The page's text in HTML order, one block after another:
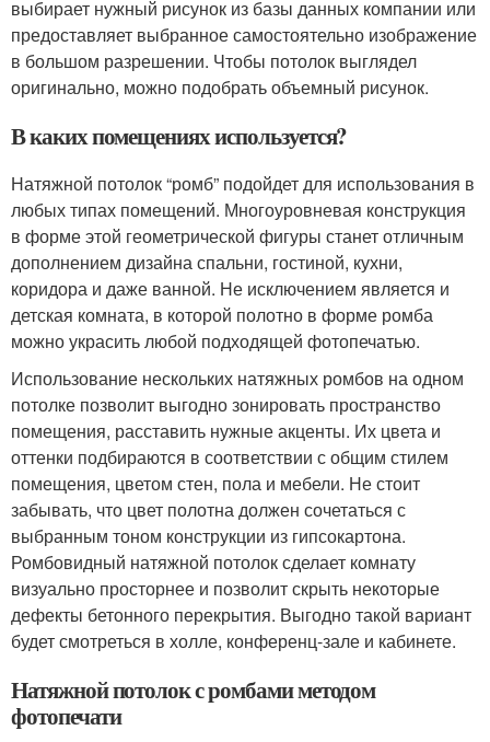
выбирает нужный рисунок из базы данных компании или
предоставляет выбранное самостоятельно изображение
в большом разрешении. Чтобы потолок выглядел
оригинально, можно подобрать объемный рисунок.
В каких помещениях используется?
Натяжной потолок “ромб” подойдет для использования в
любых типах помещений. Многоуровневая конструкция
в форме этой геометрической фигуры станет отличным
дополнением дизайна спальни, гостиной, кухни,
коридора и даже ванной. Не исключением является и
детская комната, в которой полотно в форме ромба
можно украсить любой подходящей фотопечатью.
Использование нескольких натяжных ромбов на одном
потолке позволит выгодно зонировать пространство
помещения, расставить нужные акценты. Их цвета и
оттенки подбираются в соответствии с общим стилем
помещения, цветом стен, пола и мебели. Не стоит
забывать, что цвет полотна должен сочетаться с
выбранным тоном конструкции из гипсокартона.
Ромбовидный натяжной потолок сделает комнату
визуально просторнее и позволит скрыть некоторые
дефекты бетонного перекрытия. Выгодно такой вариант
будет смотреться в холле, конференц-зале и кабинете.
Натяжной потолок с ромбами методом
фотопечати